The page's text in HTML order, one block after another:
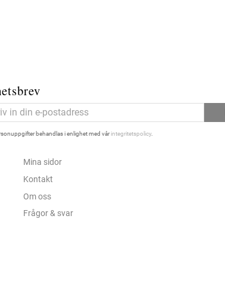
behandlas i enlighet med vårintegritetspolicy.
Mina sidor
Kontakt
Om oss
Frågor & svar